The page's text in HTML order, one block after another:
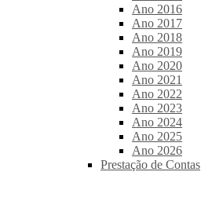
Ano 2016
Ano 2017
Ano 2018
Ano 2019
Ano 2020
Ano 2021
Ano 2022
Ano 2023
Ano 2024
Ano 2025
Ano 2026
Prestação de Contas